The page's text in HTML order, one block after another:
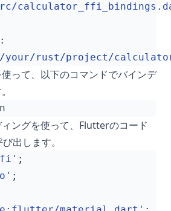
your/rust/project/
って、以下のコマンドでバインデ
ングを使って、Flutterのコード
出します。
;
;